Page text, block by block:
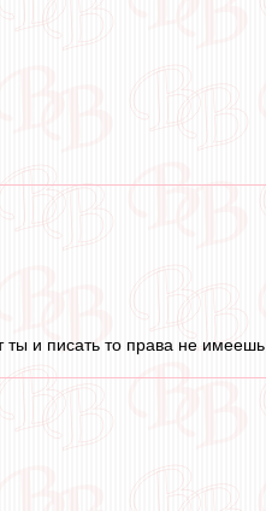
ты и писать то права не имеешь